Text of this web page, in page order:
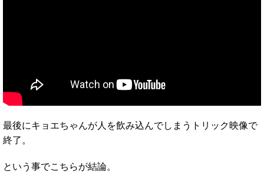
最後にキョエちゃんが人を飲み込んでしまうトリック映像で
終了。
という事でこちらが結論。